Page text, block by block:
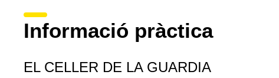
Informació pràctica
EL CELLER DE LA GUARDIA